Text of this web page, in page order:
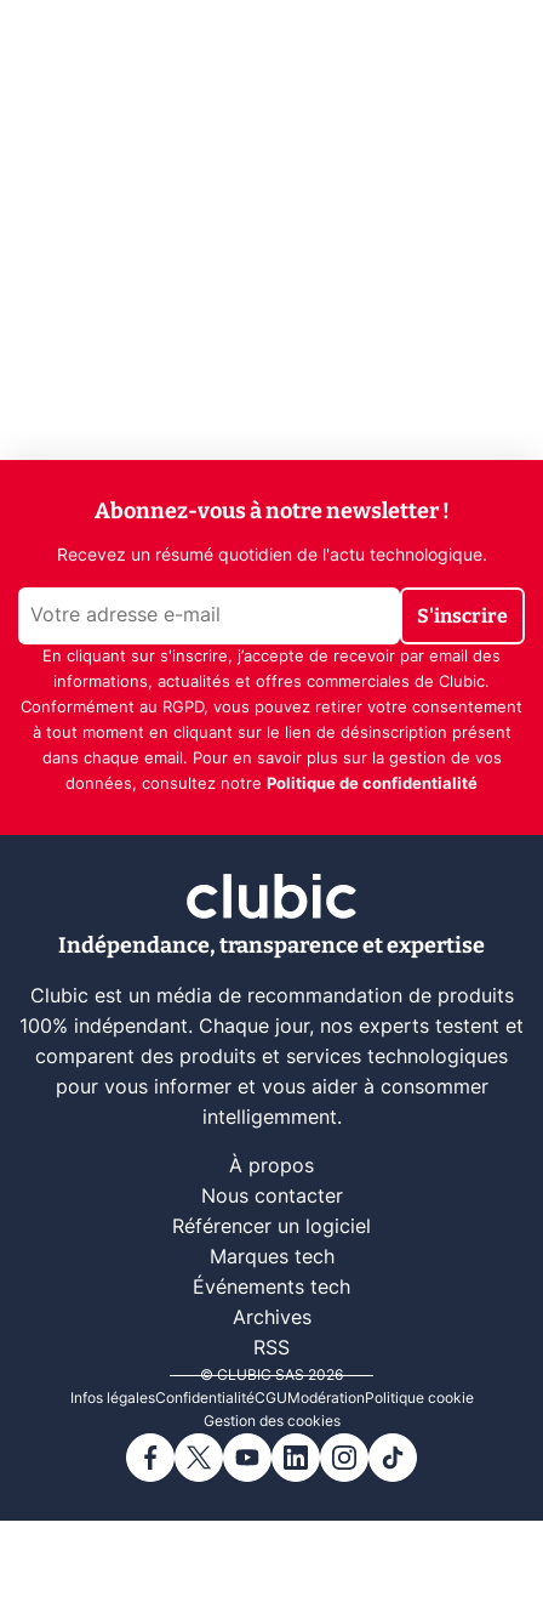
Abonnez-vous à notre newsletter !
Recevez un résumé quotidien de l'actu technologique.
S'inscrire
En cliquant sur s'inscrire, j’accepte de recevoir par email des
informations, actualités et offres commerciales de Clubic.
Conformément au RGPD, vous pouvez retirer votre consentement
à tout moment en cliquant sur le lien de désinscription présent
dans chaque email. Pour en savoir plus sur la gestion de vos
données, consultez notre Politique de confidentialité
Indépendance, transparence et expertise
Clubic est un média de recommandation de produits
100% indépendant. Chaque jour, nos experts testent et
comparent des produits et services technologiques
pour vous informer et vous aider à consommer
intelligemment.
À propos
Nous contacter
Référencer un logiciel
Marques tech
Événements tech
Archives
RSS
© CLUBIC SAS 2026
Infos légalesConfidentialitéCGUModérationPolitique cookie
Gestion des cookies